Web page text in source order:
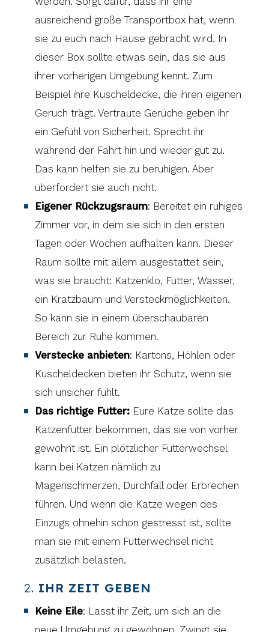
ausreichend große Transportbox hat, wenn
sie zu euch nach Hause gebracht wird. In
dieser Box sollte etwas sein, das sie aus
ihrer vorherigen Umgebung kennt. Zum
Beispiel ihre Kuscheldecke, die ihren eigenen
Geruch trägt. Vertraute Gerüche geben ihr
ein Gefühl von Sicherheit. Sprecht ihr
während der Fahrt hin und wieder gut zu.
Das kann helfen sie zu beruhigen. Aber
überfordert sie auch nicht.
Eigener Rückzugsraum: Bereitet ein ruhiges
Zimmer vor, in dem sie sich in den ersten
Tagen oder Wochen aufhalten kann. Dieser
Raum sollte mit allem ausgestattet sein,
was sie braucht: Katzenklo, Futter, Wasser,
ein Kratzbaum und Versteckmöglichkeiten.
So kann sie in einem überschaubaren
Bereich zur Ruhe kommen.
Verstecke anbieten: Kartons, Höhlen oder
Kuscheldecken bieten ihr Schutz, wenn sie
sich unsicher fühlt.
Das richtige Futter: Eure Katze sollte das
Katzenfutter bekommen, das sie von vorher
gewohnt ist. Ein plötzlicher Futterwechsel
kann bei Katzen nämlich zu
Magenschmerzen, Durchfall oder Erbrechen
führen. Und wenn die Katze wegen des
Einzugs ohnehin schon gestresst ist, sollte
man sie mit einem Futterwechsel nicht
zusätzlich belasten.
2. IHR ZEIT GEBEN
Keine Eile: Lasst ihr Zeit, um sich an die
neue Umgebung zu gewöhnen. Zwingt sie